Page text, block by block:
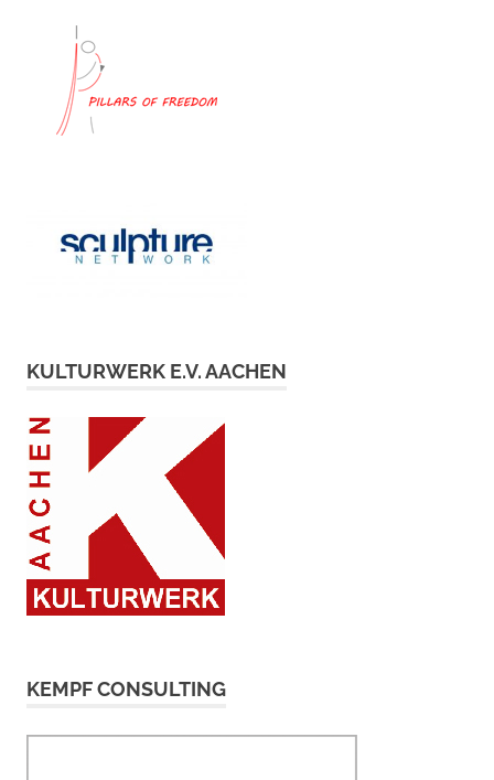
KULTURWERK E.V. AACHEN
KEMPF CONSULTING